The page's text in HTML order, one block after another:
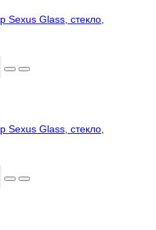
Glass, стекло,
Glass, стекло,